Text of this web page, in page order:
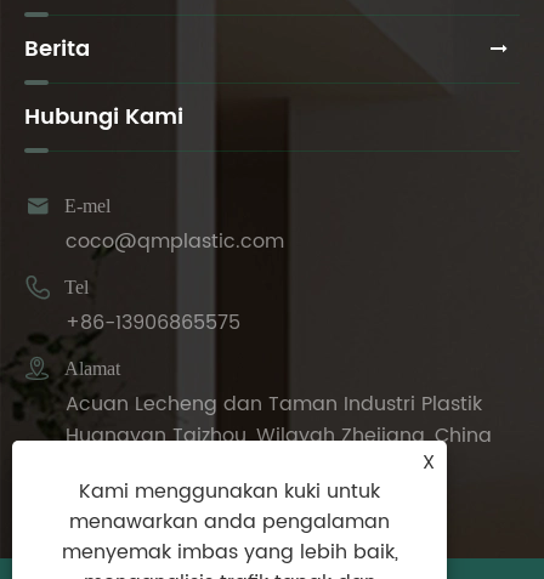
Berita
Hubungi Kami
 E-mel
coco@qmplastic.com
 Tel
+86-13906865575
 Alamat
Acuan Lecheng dan Taman Industri Plastik
Huangyan Taizhou, Wilayah Zhejiang, China
X
Kami menggunakan kuki untuk
menawarkan anda pengalaman
menyemak imbas yang lebih baik,